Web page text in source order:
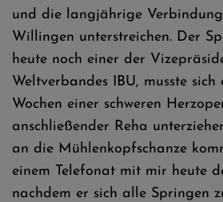
und die langjährige
Willingen unterstreichen. Der
heute noch einer der
Weltverbandes IBU, musste
Wochen einer schweren
anschließender Reha
an die Mühlenkopfschanze
einem Telefonat mit mir heute
nachdem er sich alle Springen